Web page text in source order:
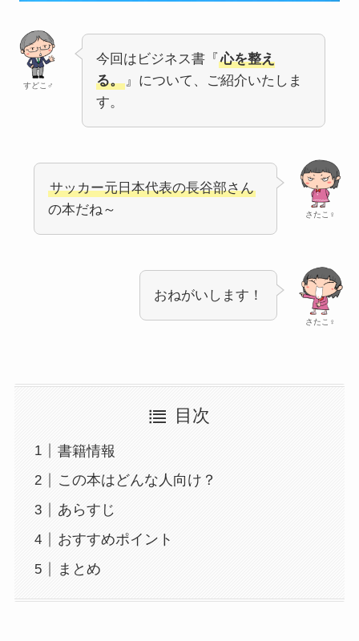
すどこ♂
今回はビジネス書『 心を整え
る。』について、ご紹介いたしま
す。
さたこ♀
サッカー元日本代表の長谷部さん
の本だね～
さたこ♀
おねがいします！
目次
書籍情報
この本はどんな人向け？
あらすじ
おすすめポイント
まとめ